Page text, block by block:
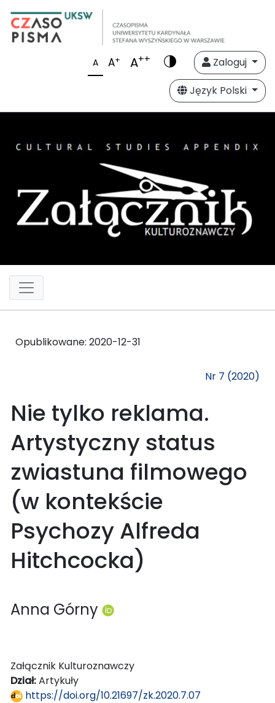
A A+ A++
Zaloguj
Język Polski
Opublikowane: 2020-12-31
Nr 7 (2020)
Nie tylko reklama.
Artystyczny status
zwiastuna filmowego
(w kontekście
Psychozy Alfreda
Hitchcocka)
Anna Górny
Załącznik Kulturoznawczy
Dział:Artykuły
https://doi.org/10.21697/zk.2020.7.07